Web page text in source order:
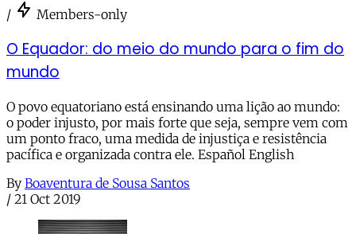
/ Members-only
O Equador: do meio do mundo para o fim do
mundo
O povo equatoriano está ensinando uma lição ao mundo:
o poder injusto, por mais forte que seja, sempre vem com
um ponto fraco, uma medida de injustiça e resistência
pacífica e organizada contra ele. Español English
By Boaventura de Sousa Santos
/ 21 Oct 2019